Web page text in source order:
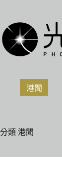
主
要
內
港聞
分類 港聞